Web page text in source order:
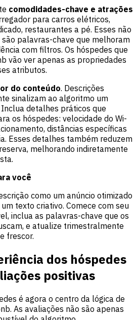
comodidades-chave e atrações
para carros elétricos,
restaurantes a pé. Esses não
palavras-chave que melhoram
com filtros. Os hóspedes que
vão ver apenas as propriedades
atributos.
do conteúdo. Descrições
sinalizam ao algoritmo um
detalhes práticos que
os hóspedes: velocidade do Wi-
distâncias específicas
Esses detalhes também reduzem
melhorando indiretamente
você
como um anúncio otimizado
texto criativo. Comece com seu
inclua as palavras-chave que os
e atualize trimestralmente
frescor.
dos hóspedes
positivas
é agora o centro da lógica de
As avaliações não são apenas